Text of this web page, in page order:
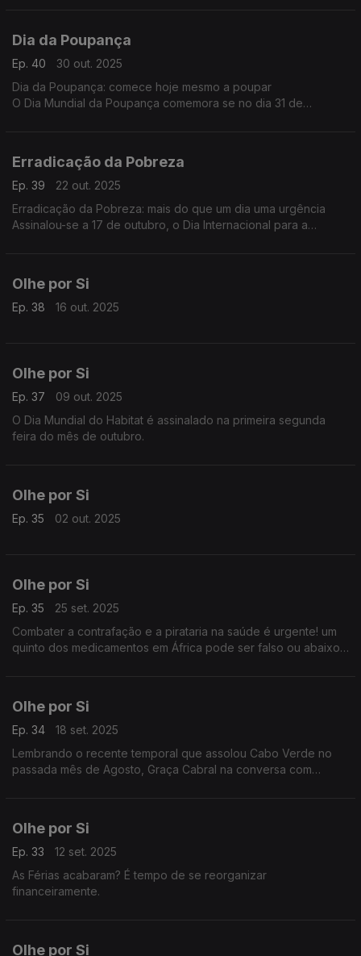
Dia da Poupança
Ep. 40
30 out. 2025
Dia da Poupança: comece hoje mesmo a poupar
O Dia Mundial da Poupança comemora se no dia 31 de
Erradicação da Pobreza
Ep. 39
22 out. 2025
Erradicação da Pobreza: mais do que um dia uma urgência
Assinalou-se a 17 de outubro, o Dia Internacional para a
Olhe por Si
Ep. 38 16 out. 2025
Olhe por Si
Ep. 37
09 out. 2025
O Dia Mundial do Habitat é assinalado na primeira segunda
feira do mês de outubro.
Olhe por Si
Ep. 35 02 out. 2025
Olhe por Si
Ep. 35
25 set. 2025
Combater a contrafação e a pirataria na saúde é urgente! um
quinto dos medicamentos em África pode ser falso ou abaixo
Olhe por Si
Ep. 34
18 set. 2025
Lembrando o recente temporal que assolou Cabo Verde no
passada mês de Agosto, Graça Cabral na conversa com
Olhe por Si
Ep. 33
12 set. 2025
As Férias acabaram? É tempo de se reorganizar
financeiramente.
Olhe por Si